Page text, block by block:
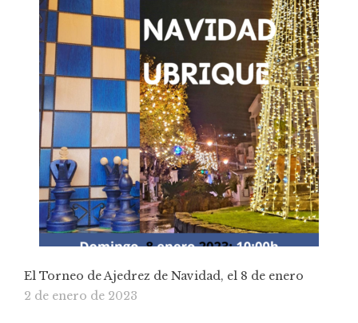
El Torneo de Ajedrez de Navidad, el 8 de enero
2 de enero de 2023